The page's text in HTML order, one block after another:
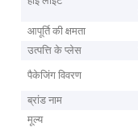
आपूर्ति की क्षमता
उत्पत्ति के प्लेस
पैकेजिंग विवरण
ब्रांड नाम
मूल्य